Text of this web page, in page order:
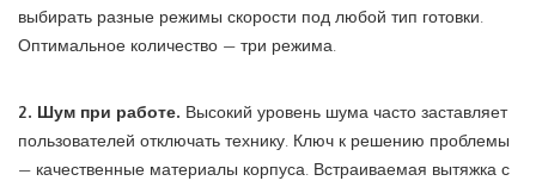
выбирать разные режимы скорости под любой тип готовки.
Оптимальное количество — три режима.
2. Шум при работе. Высокий уровень шума часто заставляет
пользователей отключать технику. Ключ к решению проблемы
— качественные материалы корпуса. Встраиваемая вытяжка с